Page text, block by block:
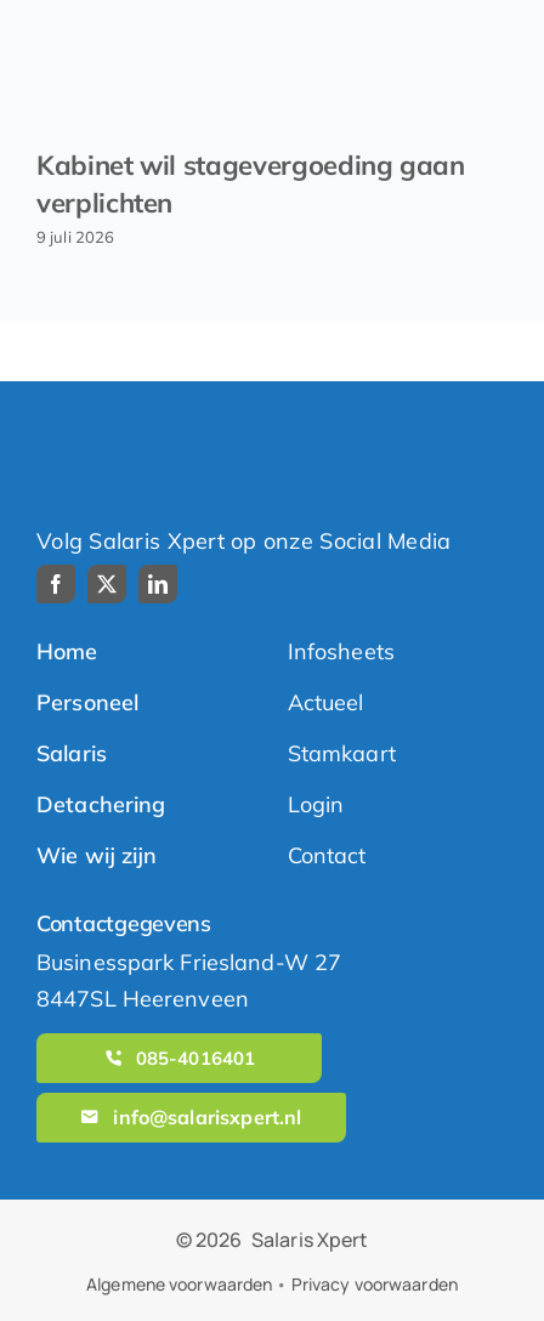
Kabinet wil stagevergoeding gaan
verplichten
9 juli 2026
Volg Salaris Xpert op onze Social Media
Home
Personeel
Salaris
Detachering
Wie wij zijn
Infosheets
Actueel
Stamkaart
Login
Contact
Contactgegevens
Businesspark Friesland-W 27
8447SL Heerenveen
085-4016401
info@salarisxpert.nl
© 2026 Salaris Xpert
Algemene voorwaarden • Privacy voorwaarden